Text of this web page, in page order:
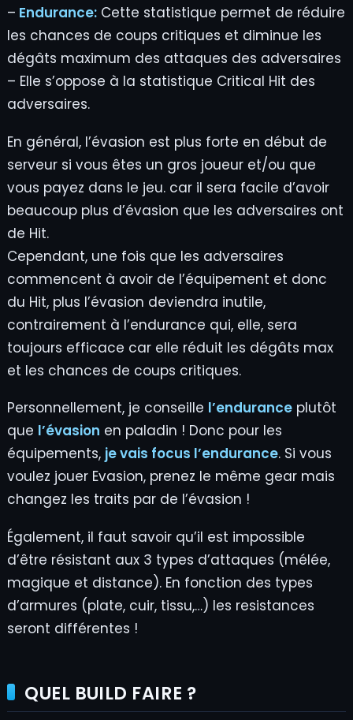
– Endurance:Cette statistique permet de réduire
les chances de coups critiques et diminue les
dégâts maximum des attaques des adversaires
– Elle s’oppose à la statistique Critical Hit des
adversaires.
En général, l’évasion est plus forte en début de
serveur si vous êtes un gros joueur et/ou que
vous payez dans le jeu. car il sera facile d’avoir
beaucoup plus d’évasion que les adversaires ont
de Hit.
Cependant, une fois que les adversaires
commencent à avoir de l’équipement et donc
du Hit, plus l’évasion deviendra inutile,
contrairement à l’endurance qui, elle, sera
toujours efficace car elle réduit les dégâts max
et les chances de coups critiques.
Personnellement, je conseille l’enduranceplutôt
que l’évasion en paladin ! Donc pour les
équipements, je vais focus l’endurance. Si vous
voulez jouer Evasion, prenez le même gear mais
changez les traits par de l’évasion !
Également, il faut savoir qu’il est impossible
d’être résistant aux 3 types d’attaques (mélée,
magique et distance). En fonction des types
d’armures (plate, cuir, tissu,…) les resistances
seront différentes !
QUEL BUILD FAIRE ?